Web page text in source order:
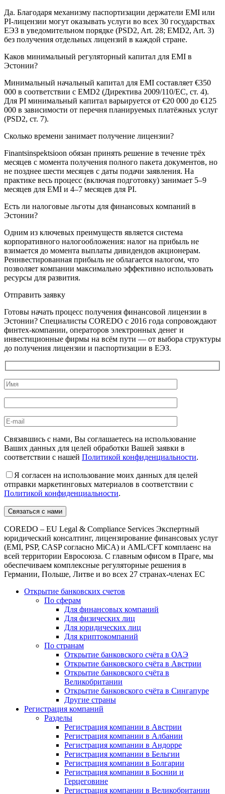
Да. Благодаря механизму паспортизации держатели EMI или
PI-лицензии могут оказывать услуги во всех 30 государствах
ЕЭЗ в уведомительном порядке (PSD2, Art. 28; EMD2, Art. 3)
без получения отдельных лицензий в каждой стране.
Каков минимальный регуляторный капитал для EMI в
Эстонии?
Минимальный начальный капитал для EMI составляет €350
000 в соответствии с EMD2 (Директива 2009/110/EC, ст. 4).
Для PI минимальный капитал варьируется от €20 000 до €125
000 в зависимости от перечня планируемых платёжных услуг
(PSD2, ст. 7).
Сколько времени занимает получение лицензии?
Finantsinspektsioon обязан принять решение в течение трёх
месяцев с момента получения полного пакета документов, но
не позднее шести месяцев с даты подачи заявления. На
практике весь процесс (включая подготовку) занимает 5–9
месяцев для EMI и 4–7 месяцев для PI.
Есть ли налоговые льготы для финансовых компаний в
Эстонии?
Одним из ключевых преимуществ является система
корпоративного налогообложения: налог на прибыль не
взимается до момента выплаты дивидендов акционерам.
Реинвестированная прибыль не облагается налогом, что
позволяет компании максимально эффективно использовать
ресурсы для развития.
Отправить заявку
Готовы начать процесс получения финансовой лицензии в
Эстонии? Специалисты COREDO с 2016 года сопровождают
финтех-компании, операторов электронных денег и
инвестиционные фирмы на всём пути — от выбора структуры
до получения лицензии и паспортизации в ЕЭЗ.
Связавшись с нами, Вы соглашаетесь на использование
Ваших данных для целей обработки Вашей заявки в
соответствии с нашей Политикой конфиденциальности.
Я согласен на использование моих данных для целей
отправки маркетинговых материалов в соответствии с
Политикой конфиденциальности.
COREDO – EU Legal & Compliance Services Экспертный
юридический консалтинг, лицензирование финансовых услуг
(EMI, PSP, CASP согласно MiCA) и AML/CFT комплаенс на
всей территории Евросоюза. С главным офисом в Праге, мы
обеспечиваем комплексные регуляторные решения в
Германии, Польше, Литве и во всех 27 странах-членах ЕС
Открытие банковских счетов
По сферам
Для финансовых компаний
Для физических лиц
Для юридических лиц
Для криптокомпаний
По странам
Открытие банковского счёта в ОАЭ
Открытие банковского счёта в Австрии
Открытие банковского счёта в
Великобритании
Открытие банковского счёта в Сингапуре
Другие страны
Регистрация компаний
Разделы
Регистрация компании в Австрии
Регистрация компании в Албании
Регистрация компании в Андорре
Регистрация компании в Бельгии
Регистрация компании в Болгарии
Регистрация компании в Боснии и
Герцеговине
Регистрация компании в Великобритании